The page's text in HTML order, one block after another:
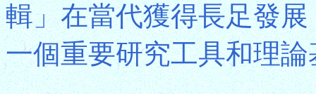
輯」在當代獲得長足發
一個重要研究工具和理